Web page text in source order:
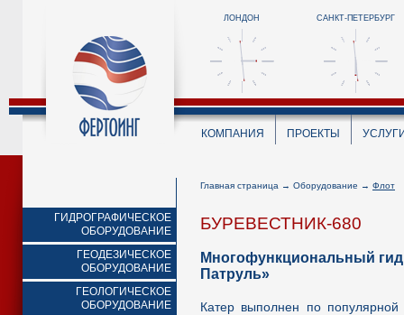
ЛОНДОН САНКТ-ПЕТЕРБУРГ
КОМПАНИЯ ПРОЕКТЫ
ГИДРОГРАФИЧЕСКОЕ
ОБОРУДОВАНИЕ
ГЕОДЕЗИЧЕСКОЕ
ОБОРУДОВАНИЕ
ГЕОЛОГИЧЕСКОЕ
ОБОРУДОВАНИЕ
Главная страница → Оборудование → Флот
БУРЕВЕСТНИК-680
Многофункциональный
Патруль»
Катер выполнен по популярной